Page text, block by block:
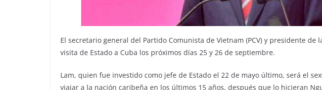
El secretario general del Partido Comunista de Vietnam (PCV) y presidente de
visita de Estado a Cuba los próximos días 25 y 26 de septiembre.
Lam, quien fue investido como jefe de Estado el 22 de mayo último, será el
viajar a la nación caribeña en los últimos 15 años, después que lo hicieran